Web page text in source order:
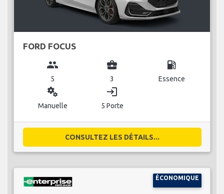
FORD FOCUS
group
5
business_center
3
local_gas_station
Essence
miscellaneous_services
Manuelle
login
5 Porte
CONSULTEZ LES DÉTAILS...
ÉCONOMIQUE